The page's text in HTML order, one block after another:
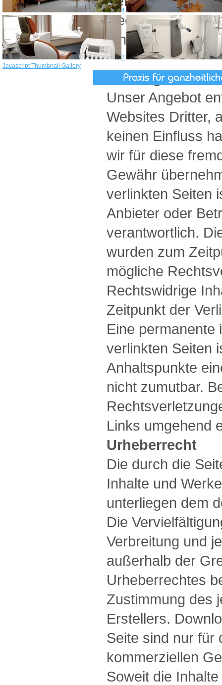
4
7
Javascript Thumbnail Gallery
Inhalte
Haftung für
Unser Angebot
Websites Dritter,
keinen Einfluss
wir für diese
Gewähr
verlinkten Seiten
Anbieter oder
verantwortlich.
wurden zum
mögliche
Rechtswidrige
Zeitpunkt der
Eine permanente
verlinkten Seiten
Anhaltspunkte
nicht zumutbar.
Links umgehend
Urheberrecht
Die durch die
Inhalte und
unterliegen dem
Die
Verbreitung und
außerhalb der
Urheberrechtes
Zustimmung des
Erstellers.
Seite sind nur für
kommerziellen
Soweit die